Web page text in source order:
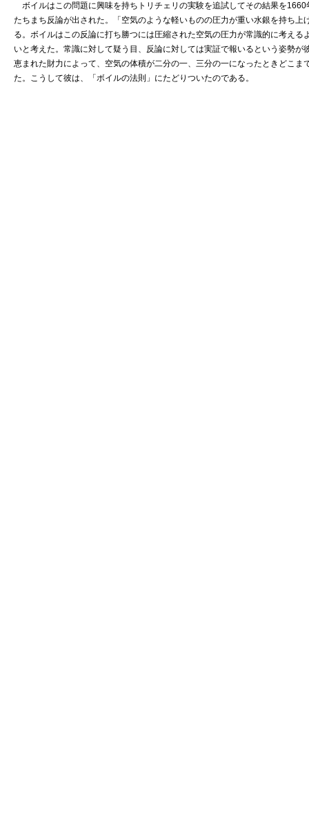
ボイルはこの問題に興味を持ちトリチェリの実験を追試してその結果を
たちまち反論が出された。「空気のような軽いものの圧力が重い水銀を持ち上
る。ボイルはこの反論に打ち勝つには圧縮された空気の圧力が常識的に考える
いと考えた。常識に対して疑う目、反論に対しては実証で報いるという姿勢が
恵まれた財力によって、空気の体積が二分の一、三分の一になったときどこま
た。こうして彼は、「ボイルの法則」にたどりついたのである。